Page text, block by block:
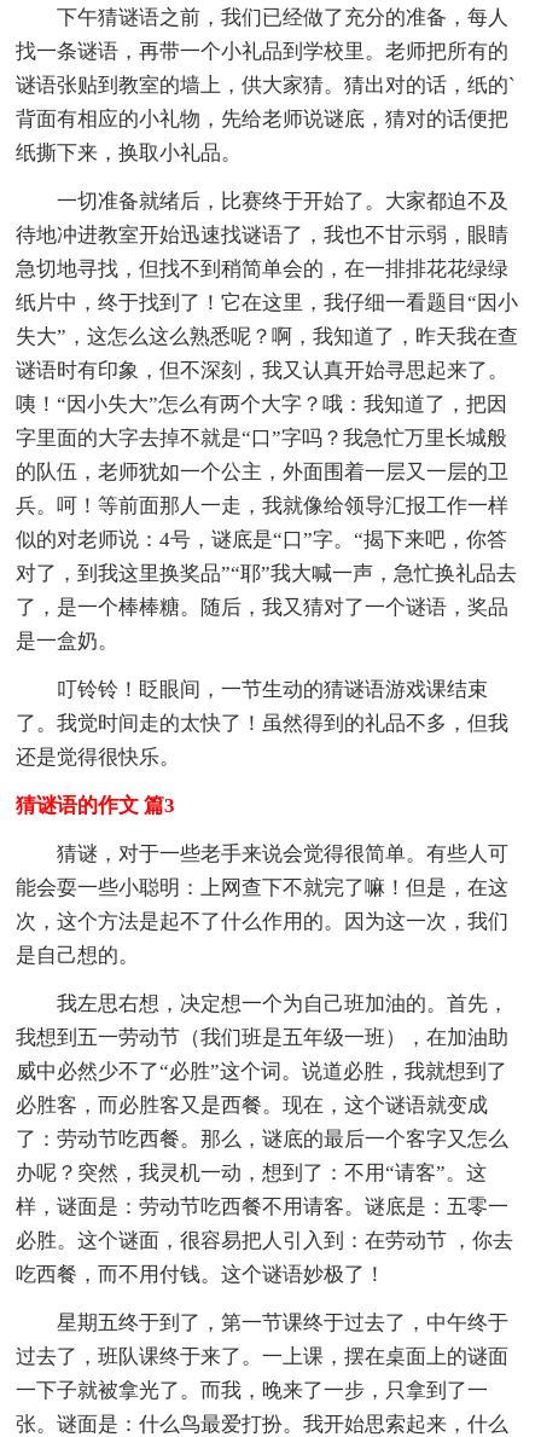
下午猜谜语之前，我们已经做了充分的准备，每人
找一条谜语，再带一个小礼品到学校里。老师把所有的
谜语张贴到教室的墙上，供大家猜。猜出对的话，纸的`
背面有相应的小礼物，先给老师说谜底，猜对的话便把
纸撕下来，换取小礼品。
一切准备就绪后，比赛终于开始了。大家都迫不及
待地冲进教室开始迅速找谜语了，我也不甘示弱，眼睛
急切地寻找，但找不到稍简单会的，在一排排花花绿绿
纸片中，终于找到了！它在这里，我仔细一看题目“因小
失大”，这怎么这么熟悉呢？啊，我知道了，昨天我在查
谜语时有印象，但不深刻，我又认真开始寻思起来了。
咦！“因小失大”怎么有两个大字？哦：我知道了，把因
字里面的大字去掉不就是“口”字吗？我急忙万里长城般
的队伍，老师犹如一个公主，外面围着一层又一层的卫
兵。呵！等前面那人一走，我就像给领导汇报工作一样
似的对老师说：4号，谜底是“口”字。“揭下来吧，你答
对了，到我这里换奖品”“耶”我大喊一声，急忙换礼品去
了，是一个棒棒糖。随后，我又猜对了一个谜语，奖品
是一盒奶。
叮铃铃！眨眼间，一节生动的猜谜语游戏课结束
了。我觉时间走的太快了！虽然得到的礼品不多，但我
还是觉得很快乐。
猜谜语的作文 篇3
猜谜，对于一些老手来说会觉得很简单。有些人可
能会耍一些小聪明：上网查下不就完了嘛！但是，在这
次，这个方法是起不了什么作用的。因为这一次，我们
是自己想的。
我左思右想，决定想一个为自己班加油的。首先，
我想到五一劳动节（我们班是五年级一班），在加油助
威中必然少不了“必胜”这个词。说道必胜，我就想到了
必胜客，而必胜客又是西餐。现在，这个谜语就变成
了：劳动节吃西餐。那么，谜底的最后一个客字又怎么
办呢？突然，我灵机一动，想到了：不用“请客”。这
样，谜面是：劳动节吃西餐不用请客。谜底是：五零一
必胜。这个谜面，很容易把人引入到：在劳动节 ，你去
吃西餐，而不用付钱。这个谜语妙极了！
星期五终于到了，第一节课终于过去了，中午终于
过去了，班队课终于来了。一上课，摆在桌面上的谜面
一下子就被拿光了。而我，晚来了一步，只拿到了一
张。谜面是：什么鸟最爱打扮。我开始思索起来，什么